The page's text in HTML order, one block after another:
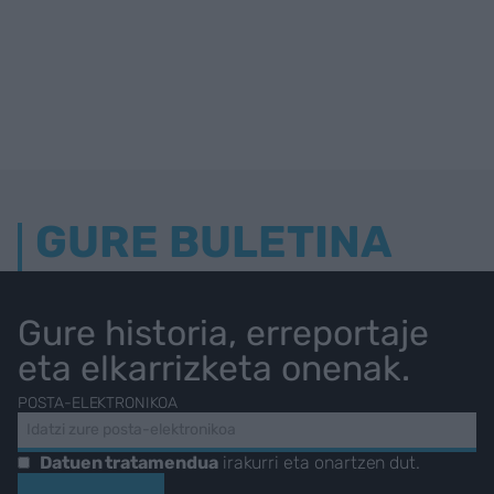
GURE BULETINA
Gure historia, erreportaje
eta elkarrizketa onenak.
POSTA-ELEKTRONIKOA
Datuen tratamenduairakurri eta onartzen dut.